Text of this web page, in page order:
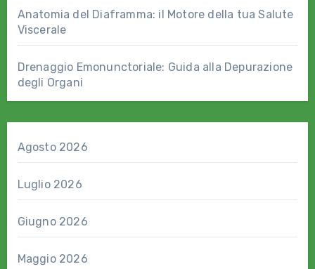
Anatomia del Diaframma: il Motore della tua Salute
Viscerale
Drenaggio Emonunctoriale: Guida alla Depurazione
degli Organi
Agosto 2026
Luglio 2026
Giugno 2026
Maggio 2026